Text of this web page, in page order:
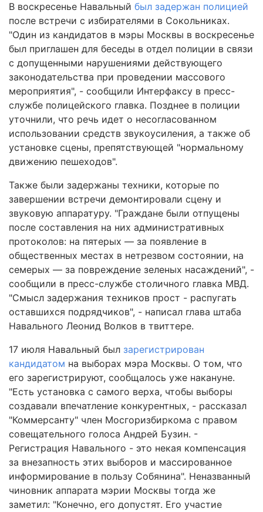
В воскресенье Навальный был задержан полицией
после встречи с избирателями в Сокольниках.
"Один из кандидатов в мэры Москвы в воскресенье
был приглашен для беседы в отдел полиции в связи
с допущенными нарушениями действующего
законодательства при проведении массового
мероприятия", - сообщили Интерфаксу в пресс-
службе полицейского главка. Позднее в полиции
уточнили, что речь идет о несогласованном
использовании средств звукоусиления, а также об
установке сцены, препятствующей "нормальному
движению пешеходов".
Также были задержаны техники, которые по
завершении встречи демонтировали сцену и
звуковую аппаратуру. "Граждане были отпущены
после составления на них административных
протоколов: на пятерых — за появление в
общественных местах в нетрезвом состоянии, на
семерых — за повреждение зеленых насаждений", -
сообщили в пресс-службе столичного главка МВД.
"Смысл задержания техников прост - распугать
оставшихся подрядчиков", - написал глава штаба
Навального Леонид Волков в твиттере.
17 июля Навальный был зарегистрирован
кандидатом на выборах мэра Москвы. О том, что
его зарегистрируют, сообщалось уже накануне.
"Есть установка с самого верха, чтобы выборы
создавали впечатление конкурентных, - рассказал
"Коммерсанту" член Мосгоризбиркома с правом
совещательного голоса Андрей Бузин. -
Регистрация Навального - это некая компенсация
за внезапность этих выборов и массированное
информирование в пользу Собянина". Неназванный
чиновник аппарата мэрии Москвы тогда же
заметил: "Конечно, его допустят. Его участие